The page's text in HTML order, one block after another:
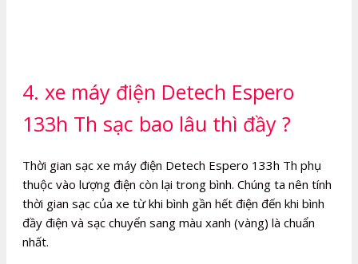
4. xe máy điện Detech Espero
133h Th sạc bao lâu thì đầy ?
Thời gian sạc xe máy điện Detech Espero 133h Th phụ
thuộc vào lượng điện còn lại trong bình. Chúng ta nên tính
thời gian sạc của xe từ khi bình gần hết điện đến khi bình
đầy điện và sạc chuyển sang màu xanh (vàng) là chuẩn
nhất.